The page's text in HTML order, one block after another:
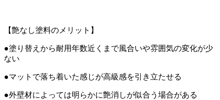
【艶なし塗料のメリット】
●塗り替えから耐用年数近くまで風合いや雰囲気の変化が少
ない
●マットで落ち着いた感じが高級感を引き立たせる
●外壁材によっては明らかに艶消しが似合う場合がある